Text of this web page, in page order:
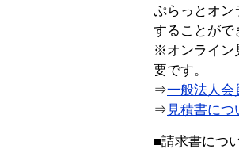
ぷらっとオン
することがで
※オンライン
要です。
⇒一般法人会
⇒ 見積書につ
■請求書につ